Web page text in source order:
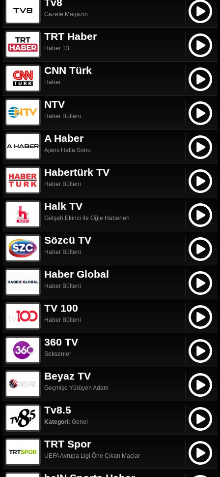
Gazete Magazin
TRT Haber
Haber 13
CNN Türk
Haber
NTV
Haber Bülteni
A Haber
Ajans Hafta Sonu
Habertürk TV
Haber Bülteni
Halk TV
Gülşah Ekinci ile Öğle Haberleri
Sözcü TV
Haber Bülteni
Haber Global
Haber Bülteni
TV 100
Haber Bülteni
360 TV
Seksenler
Beyaz TV
Geçmişe Yürüyen Adam
Tv8.5
Kategori: Genel
TRT Spor
UEFA Avrupa Ligi Öne Çıkan Maçlar